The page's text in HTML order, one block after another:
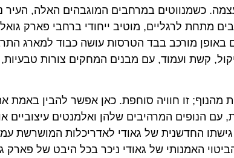
כשמנווטים במרחבים המוגבהים האלה, העיר
מתחת לרגליים, מוטיב ייחודי ברחבי פארק
באופן מורכב בבד הטרסות עושה כבוד למארג
קשת ועמוד, עם מבנים המחקים צורות טבעיות,
זו חוויה סוחפת. כאן אפשר להבין באמת
הנופים המרהיבים שלהן ואלמנטים עיצוביים
החדשנית של גאודי לאדריכלות המושרשת
האמנותי של גאודי ניכר בכל היבט של פארק